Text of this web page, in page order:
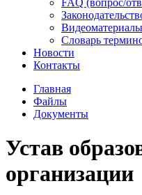
FAQ (вопрос/
Видеоматериалы
Словарь
Новости
Контакты
Главная
Файлы
Документы
Устав
организации